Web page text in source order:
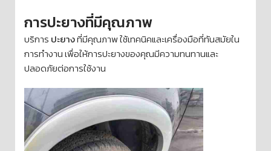
การปะยางที่มีคุณภาพ
บริการ ปะยางที่มีคุณภาพ ใช้เทคนิคและเครื่องมือที่ทันสมัยใน
การทำงาน เพื่อให้การปะยางของคุณมีความทนทานและ
ปลอดภัยต่อการใช้งาน